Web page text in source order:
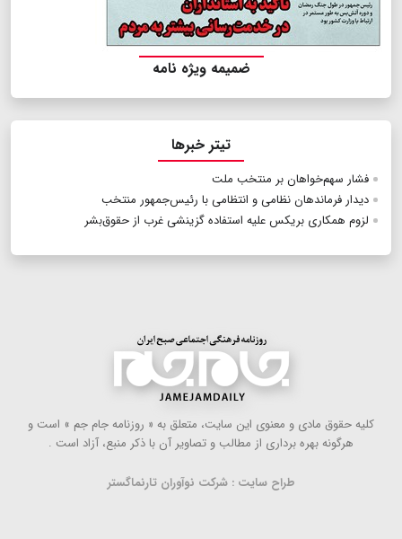
ضمیمه ویژه نامه
تیتر خبرها
فشار سهم‌خواهان بر منتخب ملت
دیدار فرماندهان نظامی و انتظامی با رئیس‌جمهور منتخب
لزوم همکاری‌ بریکس علیه استفاده گزینشی غرب از حقوق‌بشر
كلیه حقوق مادی و معنوی این سایت، متعلق به « روزنامه جام جم » است و
هرگونه بهره ‌برداری از مطالب و تصاویر آن با ذكر منبع، آزاد است .
طراح سایت : شرکت نوآوران تارنماگستر